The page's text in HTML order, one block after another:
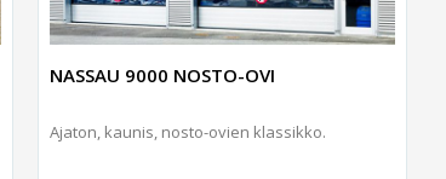
NASSAU 9000 NOSTO-OVI
Ajaton, kaunis, nosto-ovien klassikko.